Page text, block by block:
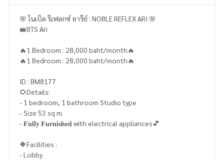
🌸 โนเบิล รีเฟลกซ์ อารีย์ : NOBLE REFLEX ARI 🌸
🚝BTS Ari
🔥1 Bedroom : 28,000 baht/month🔥
🔥1 Bedroom : 28,000 baht/month🔥
ID : BM8177
🌻Details:
- 1 bedroom, 1 bathroom Studio type
- Size 53 sq m.
- 𝐅𝐮𝐥𝐥𝐲 𝐅𝐮𝐫𝐧𝐢𝐬𝐡𝐞𝐝 with electrical appliances💕
🔶Facilities :
- Lobby